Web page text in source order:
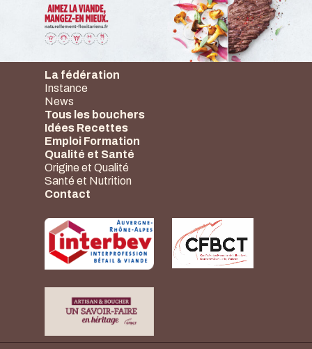
La fédération
Instance
News
Tous les bouchers
Idées Recettes
Emploi Formation
Qualité et Santé
Origine et Qualité
Santé et Nutrition
Contact